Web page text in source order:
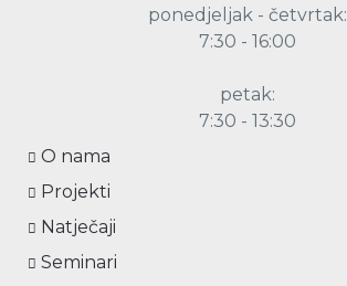
ponedjeljak - četvrtak:
7:30 - 16:00
petak:
7:30 - 13:30
O nama
Projekti
Natječaji
Seminari